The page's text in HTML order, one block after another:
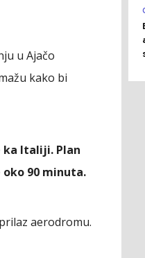
u Ajačo
kako bi
ka Italiji. Plan
90 minuta.
aerodromu.